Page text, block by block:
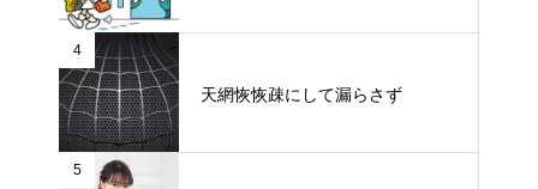
4
天網恢恢疎にして漏らさず
5